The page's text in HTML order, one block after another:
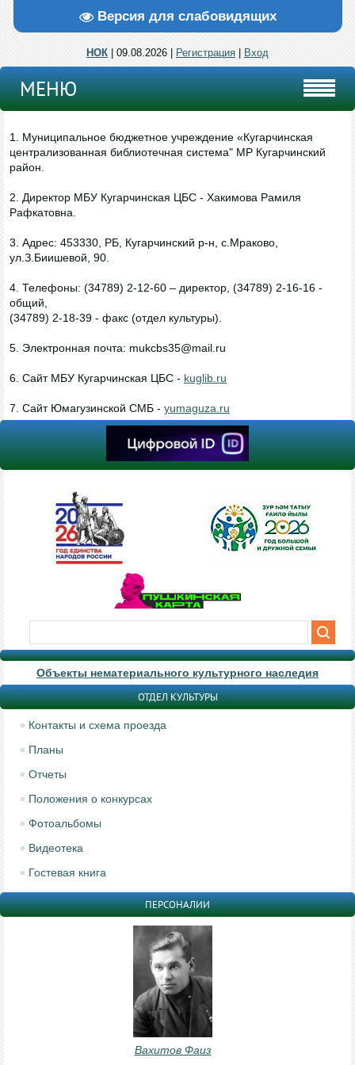
Версия для слабовидящих
НОК | 09.08.2026 | Регистрация Вход
МЕНЮ
1. Муниципальное бюджетное учреждение «Кугарчинская
централизованная библиотечная система" МР Кугарчинский
район.
2. Директор МБУ Кугарчинская ЦБС - Хакимова Рамиля
Рафкатовна.
3. Адрес: 453330, РБ, Кугарчинский р-н, с.Мраково,
ул.З.Биишевой, 90.
4. Телефоны: (34789) 2-12-60 – директор, (34789) 2-16-16 -
общий,
(34789) 2-18-39 - факс (отдел культуры).
5. Электронная почта: mukcbs35@mail.ru
6. Сайт МБУ Кугарчинская ЦБС - kuglib.ru
7. Сайт Юмагузинской СМБ - yumaguza.ru
Объекты нематериального культурного наследия
ОТДЕЛ КУЛЬТУРЫ
Контакты и схема проезда
Планы
Отчеты
Положения о конкурсах
Фотоальбомы
Видеотека
Гостевая книга
ПЕРСОНАЛИИ
Вахитов Фаиз